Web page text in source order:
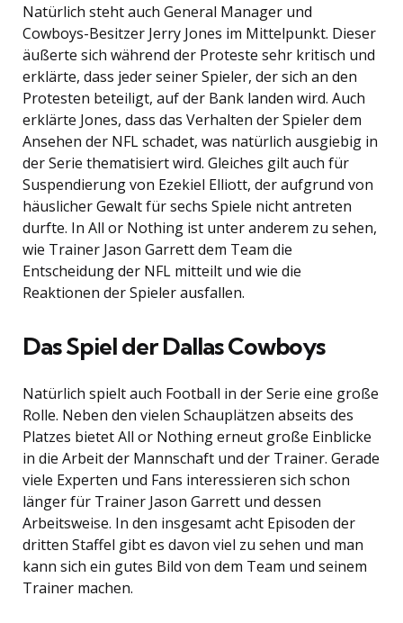
Natürlich steht auch General Manager und
Cowboys-Besitzer Jerry Jones im Mittelpunkt. Dieser
äußerte sich während der Proteste sehr kritisch und
erklärte, dass jeder seiner Spieler, der sich an den
Protesten beteiligt, auf der Bank landen wird. Auch
erklärte Jones, dass das Verhalten der Spieler dem
Ansehen der NFL schadet, was natürlich ausgiebig in
der Serie thematisiert wird. Gleiches gilt auch für
Suspendierung von Ezekiel Elliott, der aufgrund von
häuslicher Gewalt für sechs Spiele nicht antreten
durfte. In All or Nothing ist unter anderem zu sehen,
wie Trainer Jason Garrett dem Team die
Entscheidung der NFL mitteilt und wie die
Reaktionen der Spieler ausfallen.
Das Spiel der Dallas Cowboys
Natürlich spielt auch Football in der Serie eine große
Rolle. Neben den vielen Schauplätzen abseits des
Platzes bietet All or Nothing erneut große Einblicke
in die Arbeit der Mannschaft und der Trainer. Gerade
viele Experten und Fans interessieren sich schon
länger für Trainer Jason Garrett und dessen
Arbeitsweise. In den insgesamt acht Episoden der
dritten Staffel gibt es davon viel zu sehen und man
kann sich ein gutes Bild von dem Team und seinem
Trainer machen.